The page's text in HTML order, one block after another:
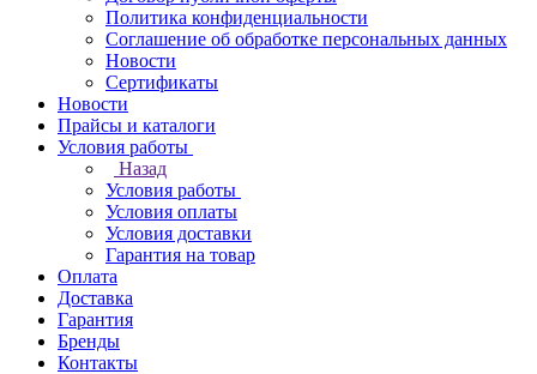
Политика конфиденциальности
Соглашение об обработке персональных данных
Новости
Сертификаты
Новости
Прайсы и каталоги
Условия работы
Назад
Условия работы
Условия оплаты
Условия доставки
Гарантия на товар
Оплата
Доставка
Гарантия
Бренды
Контакты